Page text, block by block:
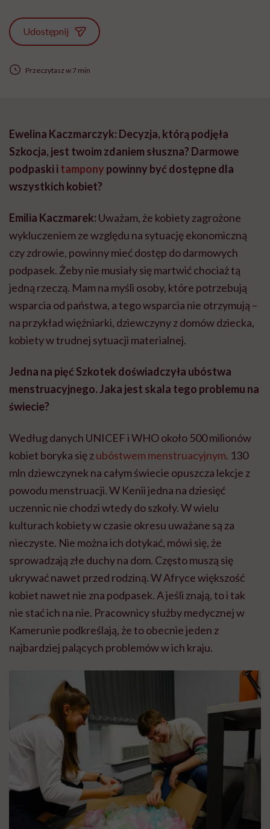
Udostępnij
Przeczytasz w 7 min
Ewelina Kaczmarczyk: Decyzja, którą podjęła
Szkocja, jest twoim zdaniem słuszna? Darmowe
podpaski i tampony powinny być dostępne dla
wszystkich kobiet?
Emilia Kaczmarek: Uważam, że kobiety zagrożone
wykluczeniem ze względu na sytuację ekonomiczną
czy zdrowie, powinny mieć dostęp do darmowych
podpasek. Żeby nie musiały się martwić chociaż tą
jedną rzeczą. Mam na myśli osoby, które potrzebują
wsparcia od państwa, a tego wsparcia nie otrzymują –
na przykład więźniarki, dziewczyny z domów dziecka,
kobiety w trudnej sytuacji materialnej.
Jedna na pięć Szkotek doświadczyła ubóstwa
menstruacyjnego. Jaka jest skala tego problemu na
świecie?
Według danych UNICEF i WHO około 500 milionów
kobiet boryka się zubóstwem menstruacyjnym. 130
mln dziewczynek na całym świecie opuszcza lekcje z
powodu menstruacji. W Kenii jedna na dziesięć
uczennic nie chodzi wtedy do szkoły. W wielu
kulturach kobiety w czasie okresu uważane są za
nieczyste. Nie można ich dotykać, mówi się, że
sprowadzają złe duchy na dom. Często muszą się
ukrywać nawet przed rodziną. W Afryce większość
kobiet nawet nie zna podpasek. A jeśli znają, to i tak
nie stać ich na nie. Pracownicy służby medycznej w
Kamerunie podkreślają, że to obecnie jeden z
najbardziej palących problemów w ich kraju.